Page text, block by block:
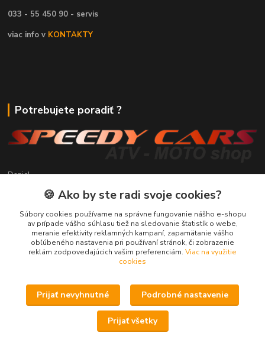
033 - 55 450 90 - servis
viac info v KONTAKTY
Potrebujete poradiť ?
Daniel
+421 911 391 398
(Po-Pia, 8.30-17.00 hod.)
predaj@atv-shop.sk
Upravit sběr cookies.
🍪 Ako by ste radi svoje cookies?
Súbory cookies používame na správne fungovanie nášho e-shopu
av prípade vášho súhlasu tiež na sledovanie štatistík o webe,
meranie efektivity reklamných kampaní, zapamätanie vášho
obľúbeného nastavenia pri používaní stránok, či zobrazenie
reklám zodpovedajúcich vašim preferenciám. Viac na využitie
cookies
Prijať nevyhnutné Podrobné nastavenie
Prijať všetky